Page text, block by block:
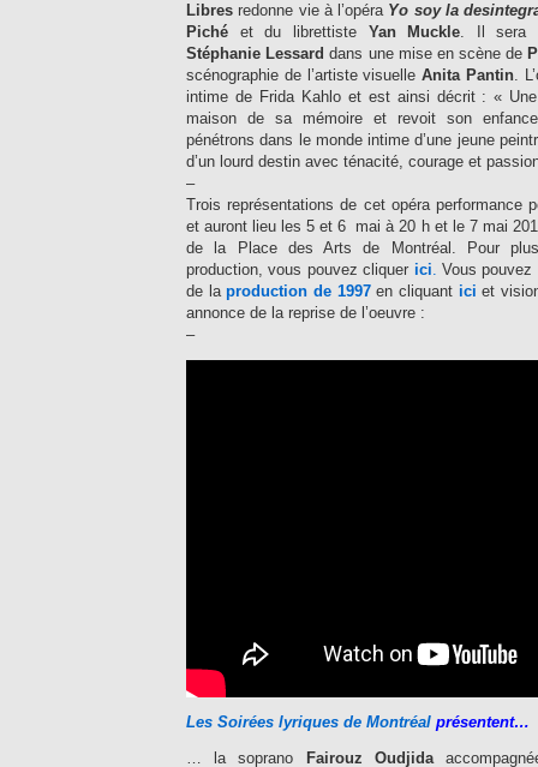
Libres redonne vie à l’opéra Yo soy la
Piché et du librettiste Yan Muckle. Il sera
Stéphanie Lessarddans une mise en scène de
scénographie de l’artiste visuelleAnita Pantin.
intime de Frida Kahlo et est ainsi décrit : «
maison de sa mémoire et revoit son
pénétrons dans le monde intime d’une jeune
d’un lourd destin avec ténacité, courage et
–
Trois représentations de cet opéra performance
et auront lieu les 5 et 6 mai à 20 h et le 7 mai
de la Place des Arts de Montréal. Pour plus
production, vous pouvez cliquer ici. Vous pouvez
de laproduction de 1997en cliquant ici et
annonce de la reprise de l’oeuvre :
–
Les Soirées lyriques de Montréal présentent…
… la soprano
Fairouz Oudjida